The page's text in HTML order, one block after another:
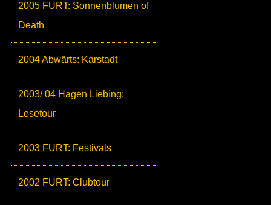
2005 FURT: Sonnenblumen of
Death
2004 Abwärts: Karstadt
2003/ 04 Hagen Liebing:
Lesetour
2003 FURT: Festivals
2002 FURT: Clubtour